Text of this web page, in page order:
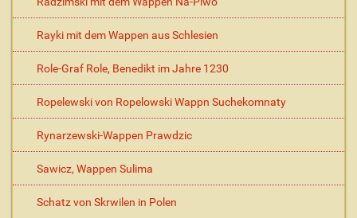
Rayki mit dem Wappen aus Schlesien
Role-Graf Role, Benedikt im Jahre 1230
Ropelewski von Ropelowski Wappn Suchekomnaty
Rynarzewski-Wappen Prawdzic
Sawicz, Wappen Sulima
Schatz von Skrwilen in Polen